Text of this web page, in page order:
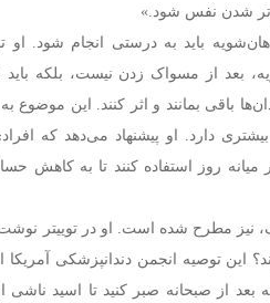
شدن نفس شود.»
باید به درستی انجام شود. او
بعد از مسواک زدن نیست، بلکه باید
باقی بمانند و اثر کنند. این موضوع
دارد. او پیشنهاد می‌دهد که
میانه روز استفاده کنند تا به کاهش
مطرح شده است. او در توییتر نوشت:
این توصیه انجمن دندانپزشکی آمریکا
کار را نمی‌کنید، باید حداقل ۳۰ دقیقه بعد از صبحانه صبر کنید تا اسید